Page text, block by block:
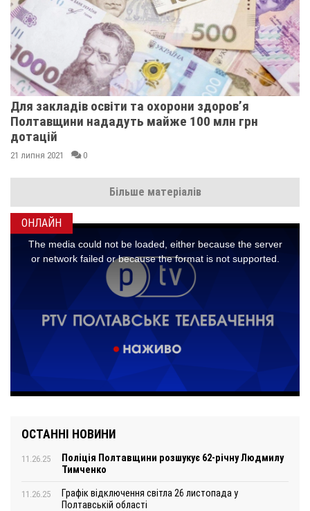
ОНЛАЙН
ОСТАННІ НОВИНИ
11.26.25
Поліція Полтавщини розшукує 62-річну Людмилу
Тимченко
11.26.25
Графік відключення світла 26 листопада у
Полтавській області
Для закладів освіти та охорони здоров’я
Полтавщини нададуть майже 100 млн грн
дотацій
21 липня 2021 0
Більше матеріалів